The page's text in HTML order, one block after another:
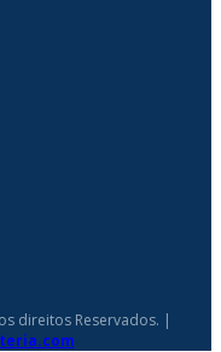
direitos Reservados. |